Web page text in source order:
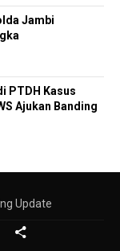
Jambi
PTDH Kasus
Ajukan Banding
Update